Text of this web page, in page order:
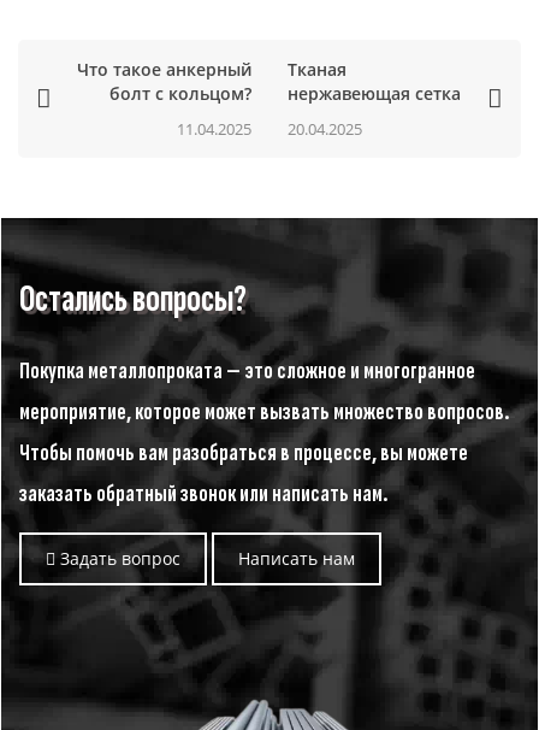
Что такое анкерный
болт с кольцом?
11.04.2025
Тканая
нержавеющая сетка
20.04.2025
Остались вопросы?
Покупка металлопроката — это сложное и многогранное
мероприятие, которое может вызвать множество вопросов.
Чтобы помочь вам разобраться в процессе, вы можете
заказать обратный звонок или написать нам.
Задать вопрос Написать нам